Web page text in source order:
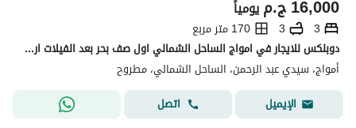
ج.م16,000 يومياً
3
3
170 متر مربع
دوبلكس للايجار في امواج الساحل الشمالي اول صف بحر بعد الفيلات ارضى واول دوبلكس للايجار في امواج الساحل الشمالي اول صف بحر بعد الفيلات ارضى واول امواج
أمواج، سيدي عبد الرحمن، الساحل الشمالي، مطروح
الإيميل
اتصل